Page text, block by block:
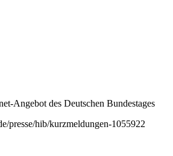
Angebot des Deutschen Bundestages
presse/hib/kurzmeldungen-1055922